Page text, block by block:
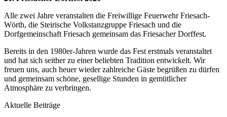
Alle zwei Jahre veranstalten die Freiwillige Feuerwehr Friesach-
Wörth, die Steirische Volkstanzgruppe Friesach und die
Dorfgemeinschaft Friesach gemeinsam das Friesacher Dorffest.
Bereits in den 1980er-Jahren wurde das Fest erstmals veranstaltet
und hat sich seither zu einer beliebten Tradition entwickelt. Wir
freuen uns, auch heuer wieder zahlreiche Gäste begrüßen zu dürfen
und gemeinsam schöne, gesellige Stunden in gemütlicher
Atmosphäre zu verbringen.
Aktuelle Beiträge